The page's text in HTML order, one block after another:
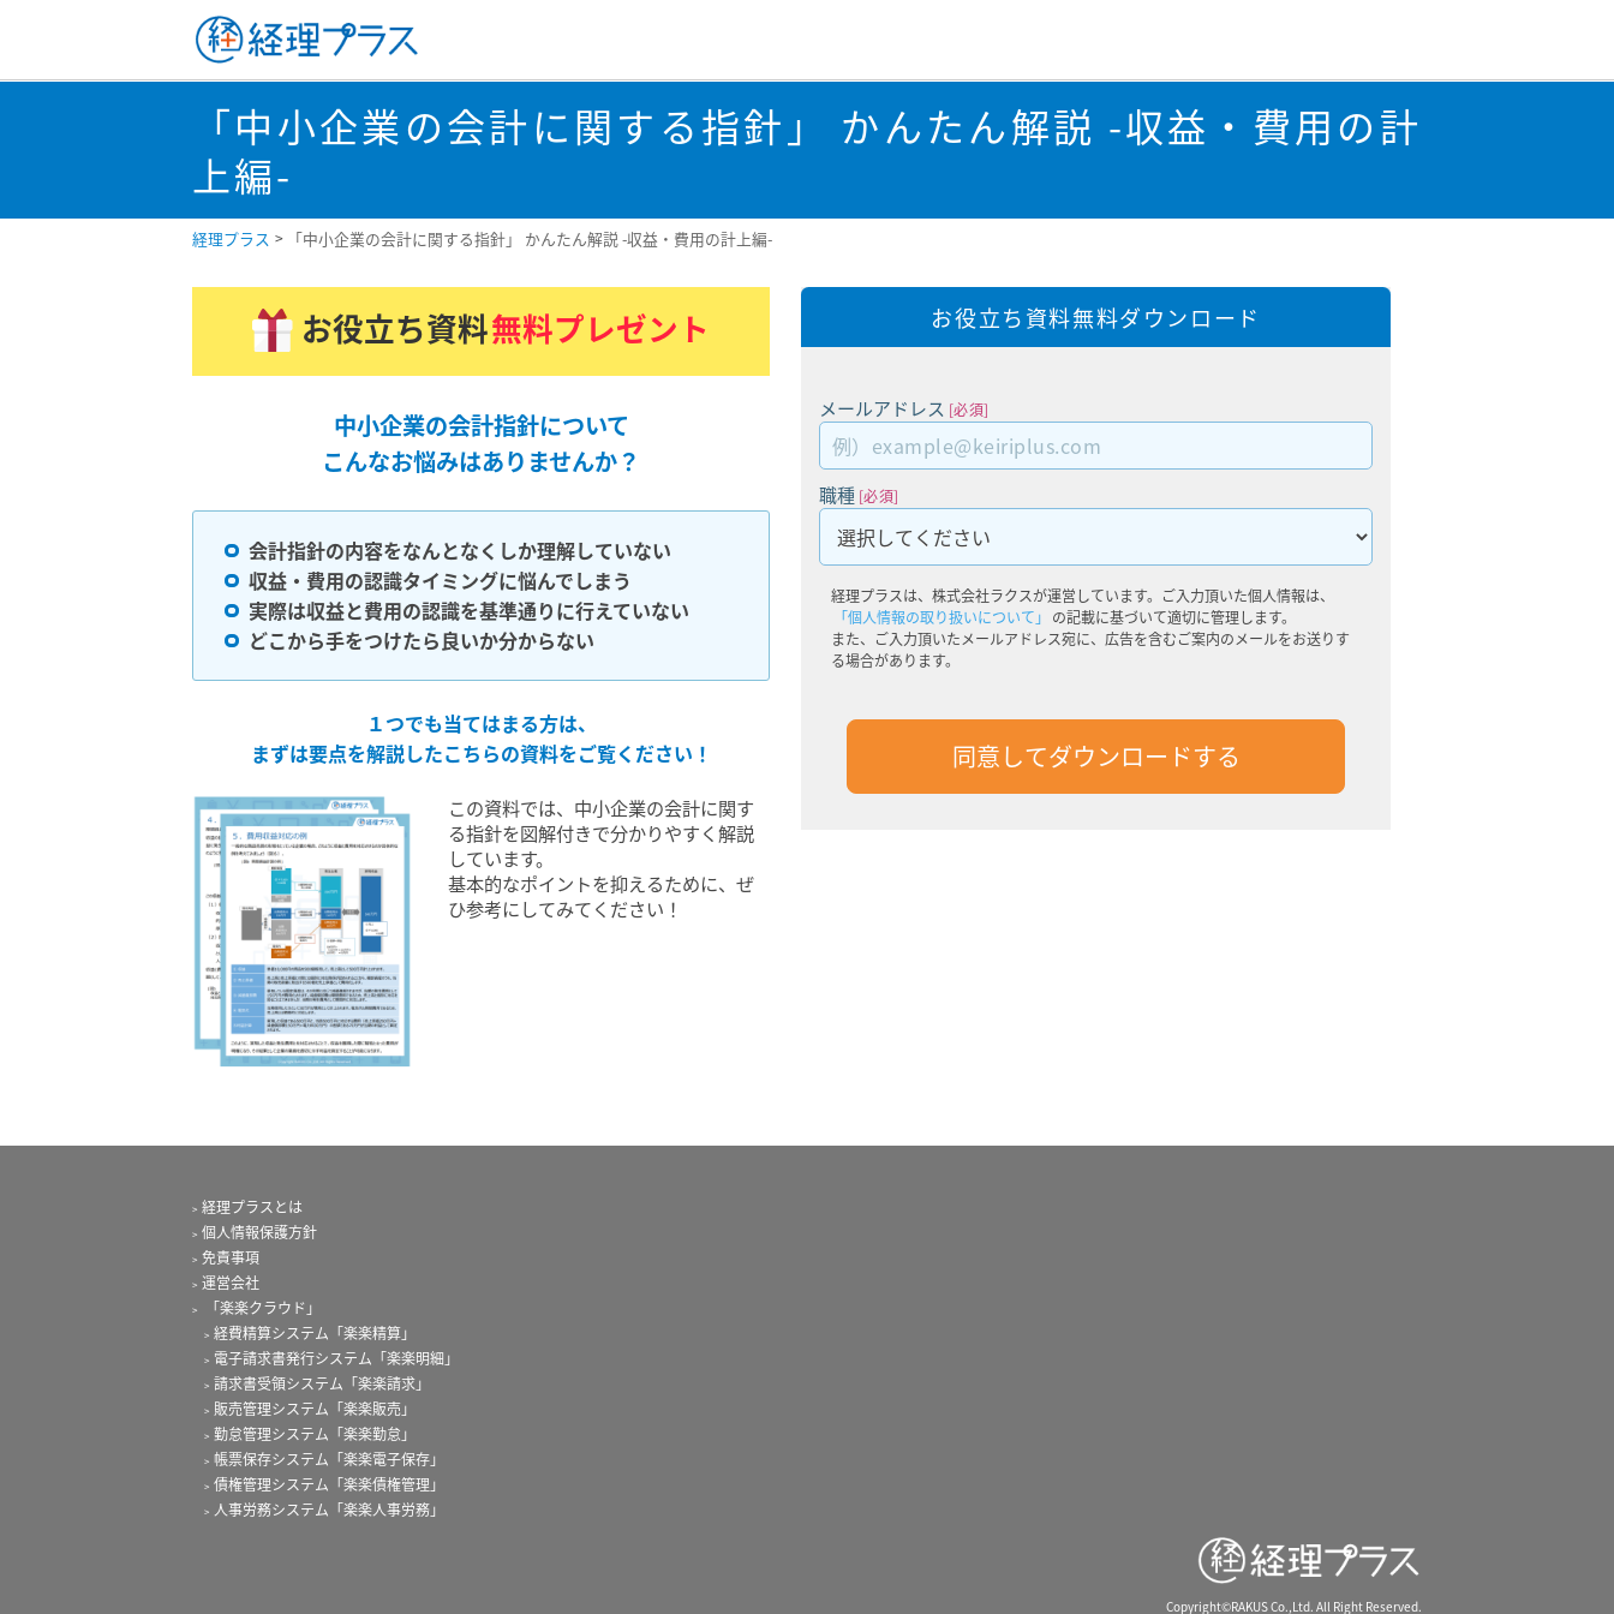
「中小企業の会計に関する指針」 かんたん解説 -収益・費用の計
上編-
経理プラス 「中小企業の会計に関する指針」 かんたん解説 -収益・費用の計上編-
お役立ち資料無料プレゼント
中小企業の会計指針について
こんなお悩みはありませんか？
会計指針の内容をなんとなくしか理解していない
収益・費用の認識タイミングに悩んでしまう
実際は収益と費用の認識を基準通りに行えていない
どこから手をつけたら良いか分からない
１つでも当てはまる方は、
まずは要点を解説したこちらの資料をご覧ください！
この資料では、中小企業の会計に関す
る指針を図解付きで分かりやすく解説
しています。
基本的なポイントを抑えるために、ぜ
ひ参考にしてみてください！
お役立ち資料無料ダウンロード
メールアドレス [必須]
職種 [必須]
経理プラスは、株式会社ラクスが運営しています。ご入力頂いた個人情報は、
「個人情報の取り扱いについて」 の記載に基づいて適切に管理します。
また、ご入力頂いたメールアドレス宛に、広告を含むご案内のメールをお送りす
る場合があります。
経理プラスとは
個人情報保護方針
免責事項
運営会社
「楽楽クラウド」
経費精算システム「楽楽精算」
電子請求書発行システム「楽楽明細」
請求書受領システム「楽楽請求」
販売管理システム「楽楽販売」
勤怠管理システム「楽楽勤怠」
帳票保存システム「楽楽電子保存」
債権管理システム「楽楽債権管理」
人事労務システム「楽楽人事労務」
Copyright©RAKUS Co.,Ltd. All Right Reserved.